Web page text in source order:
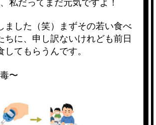
私だってまだ元気ですよ！
ました（笑）まずその若い食べ
ちに、申し訳ないけれども前日
してもらうんです。
〜